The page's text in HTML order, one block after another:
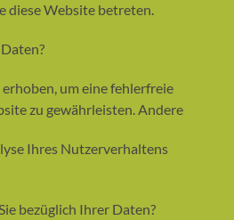
diese Website betreten.
um eine fehlerfreie
zu gewährleisten. Andere
Ihres Nutzerverhaltens
bezüglich Ihrer Daten?